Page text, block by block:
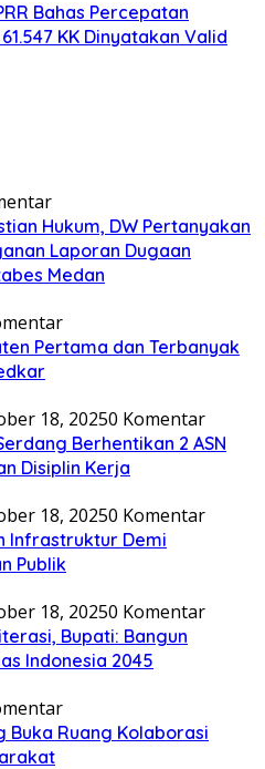
Bahas Percepatan
KK Dinyatakan Valid
Hukum, DW Pertanyakan
Laporan Dugaan
Medan
Pertama dan Terbanyak
18, 20250 Komentar
Berhentikan 2 ASN
Disiplin Kerja
18, 20250 Komentar
Infrastruktur Demi
Publik
18, 20250 Komentar
Bupati: Bangun
Indonesia 2045
Buka Ruang Kolaborasi